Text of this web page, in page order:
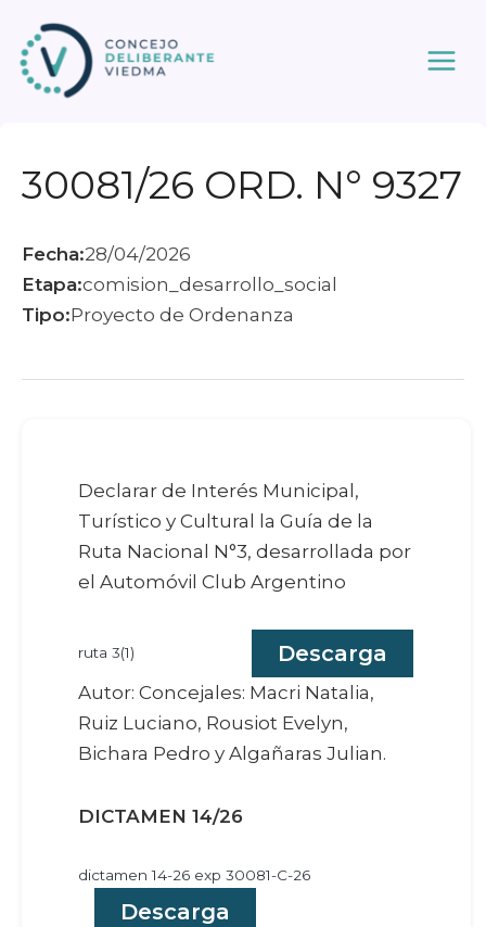
contenido
30081/26 ORD. N° 9327
Fecha:28/04/2026
Etapa:comision_desarrollo_social
Tipo:Proyecto de Ordenanza
Declarar de Interés Municipal,
Turístico y Cultural la Guía de la
Ruta Nacional N°3, desarrollada por
el Automóvil Club Argentino
ruta 3(1) Descarga
Autor: Concejales: Macri Natalia,
Ruiz Luciano, Rousiot Evelyn,
Bichara Pedro y Algañaras Julian.
DICTAMEN 14/26
dictamen 14-26 exp 30081-C-26
Descarga